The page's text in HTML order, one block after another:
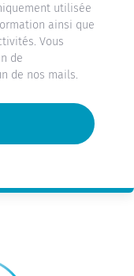
utilisée
ainsi que
Vous
de
de nos mails.